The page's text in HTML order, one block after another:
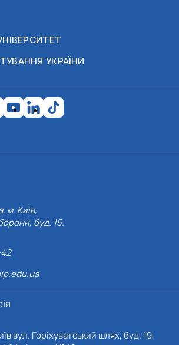
УКРАЇНИ
м. Київ,
буд. 15.
вул. Горіхуватський шлях, буд. 19,